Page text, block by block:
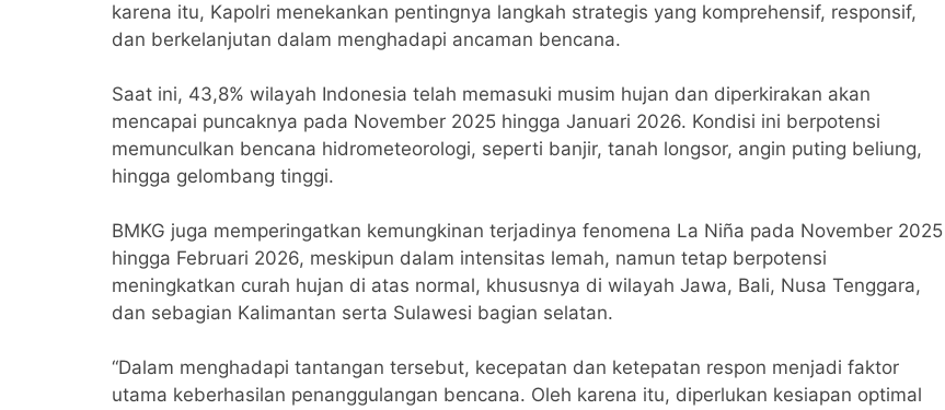
karena itu, Kapolri menekankan pentingnya langkah strategis yang komprehensif, responsif,
dan berkelanjutan dalam menghadapi ancaman bencana.
Saat ini, 43,8% wilayah Indonesia telah memasuki musim hujan dan diperkirakan akan
mencapai puncaknya pada November 2025 hingga Januari 2026. Kondisi ini berpotensi
memunculkan bencana hidrometeorologi, seperti banjir, tanah longsor, angin puting beliung,
hingga gelombang tinggi.
BMKG juga memperingatkan kemungkinan terjadinya fenomena La Niña pada November 2025
hingga Februari 2026, meskipun dalam intensitas lemah, namun tetap berpotensi
meningkatkan curah hujan di atas normal, khususnya di wilayah Jawa, Bali, Nusa Tenggara,
dan sebagian Kalimantan serta Sulawesi bagian selatan.
“Dalam menghadapi tantangan tersebut, kecepatan dan ketepatan respon menjadi faktor
utama keberhasilan penanggulangan bencana. Oleh karena itu, diperlukan kesiapan optimal